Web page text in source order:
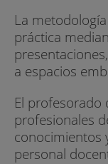
La
práctica
a espacios
El profesorado
profesionales
conocimientos
personal